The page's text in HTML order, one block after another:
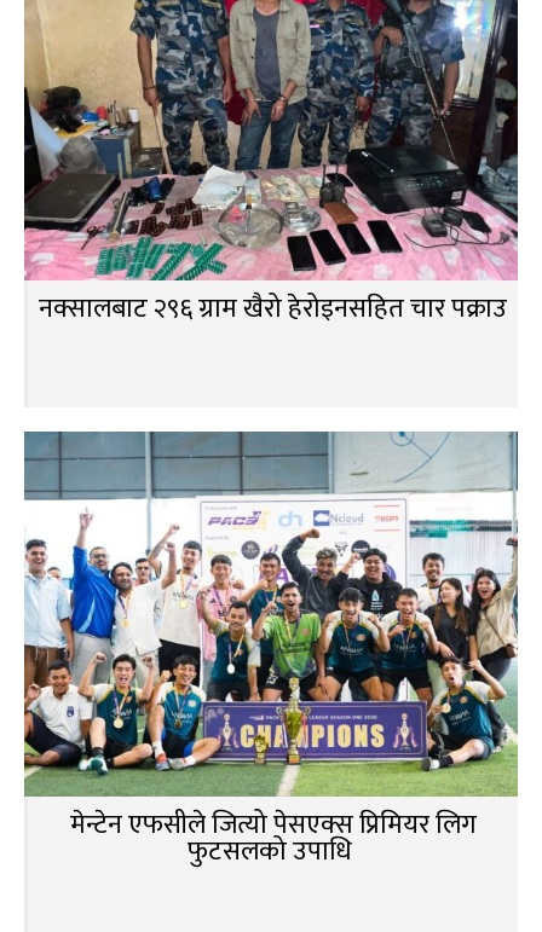
नक्सालबाट २९६ ग्राम खैरो हेरोइनसहित चार पक्राउ
मेन्टेन एफसीले जित्यो पेसएक्स प्रिमियर लिग
फुटसलको उपाधि